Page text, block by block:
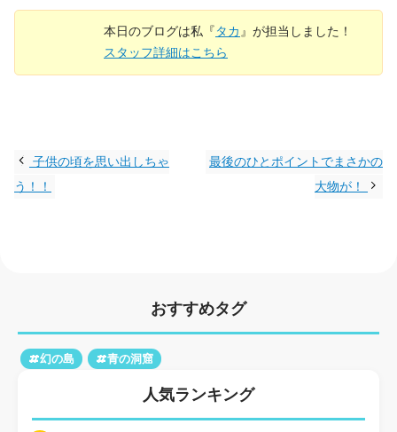
本日のブログは私『タカ』が担当しました！
スタッフ詳細はこちら
子供の頃を思い出しちゃ
う！！
最後のひとポイントでまさかの
大物が！
おすすめタグ
#幻の島 #青の洞窟
人気ランキング